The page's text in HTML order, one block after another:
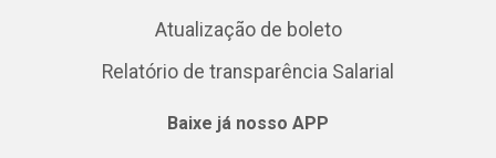
Atualização de boleto
Relatório de transparência Salarial
Baixe já nosso APP